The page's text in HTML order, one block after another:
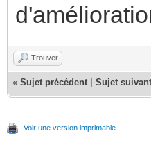
Trouver
« Sujet précédent Sujet suivant
Voir une version imprimable